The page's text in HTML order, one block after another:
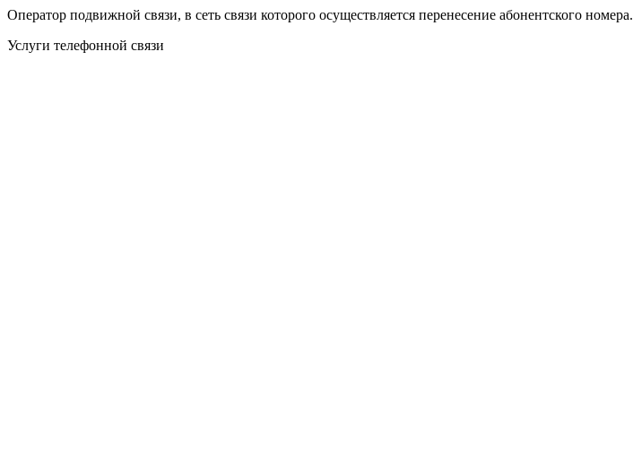
Оператор подвижной связи, в сеть связи которого осуществляется перенесение абонентского номера.
Услуги телефонной связи